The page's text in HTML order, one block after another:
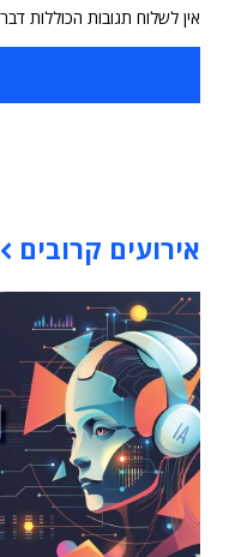
אין לשלוח תגובות הכוללות
אירועים קרובים